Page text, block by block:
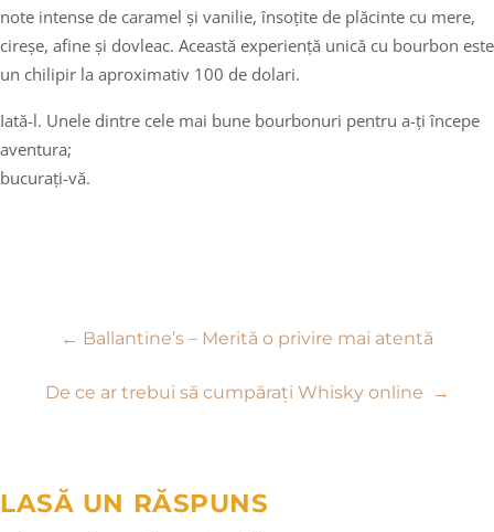
note intense de caramel și vanilie, însoțite de plăcinte cu mere,
cireșe, afine și dovleac. Această experiență unică cu bourbon este
un chilipir la aproximativ 100 de dolari.
Iată-l. Unele dintre cele mai bune bourbonuri pentru a-ți începe
aventura;
bucurați-vă.
Navigare
← Ballantine’s – Merită o privire mai atentă
De ce ar trebui să cumpărați Whisky online →
LASĂ UN RĂSPUNS